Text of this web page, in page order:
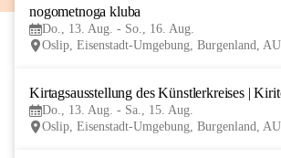
nogometnoga kluba
Do., 13. Aug. - So., 16. Aug.
Oslip, Eisenstadt-Umgebung, Burgenland,
Kirtagsausstellung des Künstlerkreises |
Do., 13. Aug. - Sa., 15. Aug.
Oslip, Eisenstadt-Umgebung, Burgenland,